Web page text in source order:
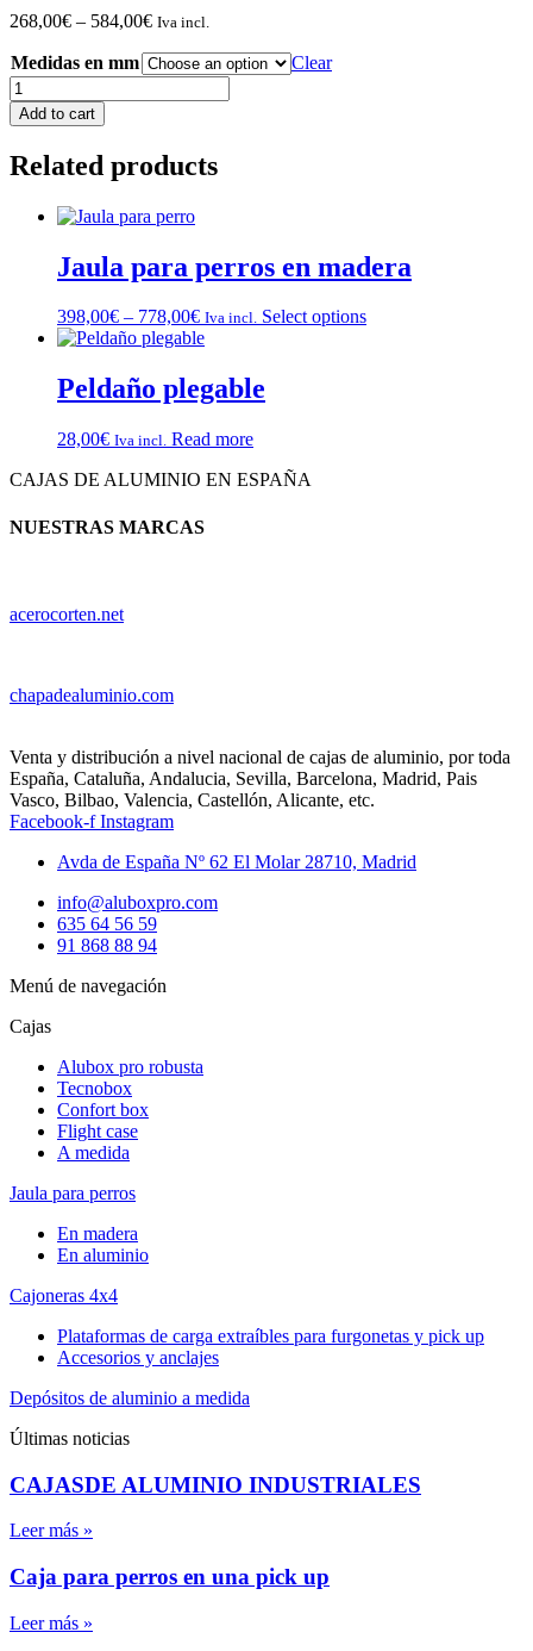
268,00€ – 584,00€ Iva incl.
Medidas en mm
Clear
Caja
Alubox
robusta
Add to cart
Related products
Jaula para perros en madera
398,00€ – 778,00€ Iva incl. Select options
Peldaño plegable
28,00€ Iva incl. Read more
CAJAS DE ALUMINIO EN ESPAÑA
NUESTRAS MARCAS
acerocorten.net
chapadealuminio.com
Venta y distribución a nivel nacional de cajas de aluminio, por toda
España, Cataluña, Andalucia, Sevilla, Barcelona, Madrid, Pais
Vasco, Bilbao, Valencia, Castellón, Alicante, etc.
Facebook-f Instagram
Avda de España Nº 62 El Molar 28710, Madrid
info@aluboxpro.com
635 64 56 59
91 868 88 94
Menú de navegación
Cajas
Alubox pro robusta
Tecnobox
Confort box
Flight case
A medida
Jaula para perros
En madera
En aluminio
Cajoneras 4x4
Plataformas de carga extraíbles para furgonetas y pick up
Accesorios y anclajes
Depósitos de aluminio a medida
Últimas noticias
CAJASDE ALUMINIO INDUSTRIALES
Leer más »
Caja para perros en una pick up
Leer más »